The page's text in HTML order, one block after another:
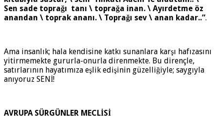
Sen sade toprağı tanı \ toprağa inan. \ Ayırdetme öz
anandan \ toprak ananı. \ Toprağı sev \ anan kadar..”.
Ama insanlık; hala kendisine katkı sunanlara karşı hafızasını
yitirmemekte gururla-onurla direnmekte. Bu dirençle,
satırlarının hayatımıza eşlik edişinin güzelliğiyle; saygıyla
anıyoruz SENİ!
AVRUPA SÜRGÜNLER MECLİSİ